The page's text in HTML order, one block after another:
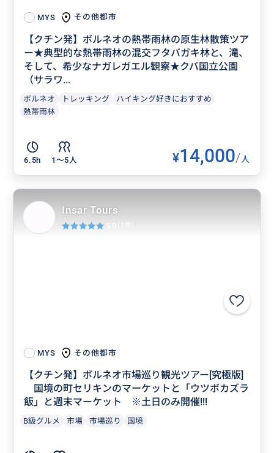
MYS その他都市
【クチン発】ボルネオの熱帯雨林の原生林散策ツア
ー★典型的な熱帯雨林の混交フタバガキ林と、滝、
そして、希少なナガレガエル観察★クバ国立公園
（サラワ...
ボルネオ トレッキング
ハイキング好きにおすすめ
熱帯雨林
6.5h 1〜5人 ¥14,000/人
MYS その他都市
【クチン発】ボルネオ市場巡り観光ツアー[究極版]
国境の町セリキンのマーケットと「ウツボカズラ
飯」と週末マーケット ※土日のみ開催!!!
B級グルメ 市場 市場巡り 国境
Insar Tours
5.0 (1件)